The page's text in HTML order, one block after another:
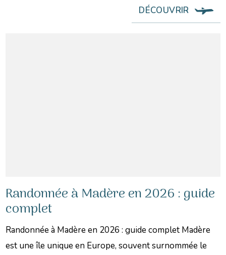
DÉCOUVRIR
Randonnée à Madère en 2026 : guide
complet
Randonnée à Madère en 2026 : guide complet Madère
est une île unique en Europe, souvent surnommée le